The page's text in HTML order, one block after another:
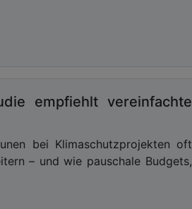
empfiehlt vereinfachte
bei Klimaschutzprojekten oft
– und wie pauschale Budgets,